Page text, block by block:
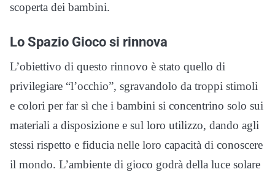
scoperta dei bambini.
Lo Spazio Gioco si rinnova
L’obiettivo di questo rinnovo è stato quello di
privilegiare “l’occhio”, sgravandolo da troppi stimoli
e colori per far sì che i bambini si concentrino solo sui
materiali a disposizione e sul loro utilizzo, dando agli
stessi rispetto e fiducia nelle loro capacità di conoscere
il mondo. L’ambiente di gioco godrà della luce solare